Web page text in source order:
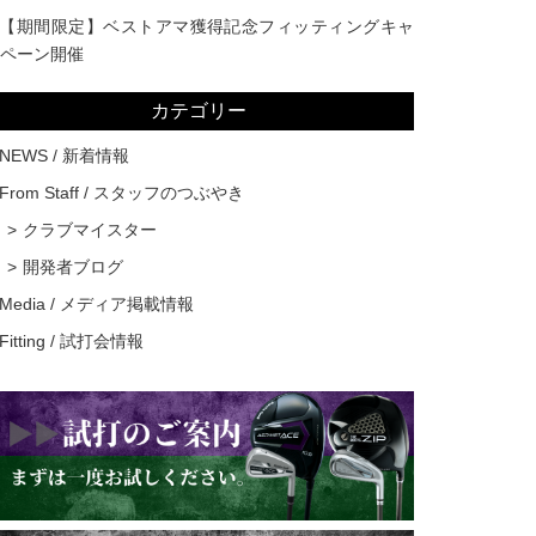
【期間限定】ベストアマ獲得記念フィッティングキャ
ーン開催
カテゴリー
NEWS / 新着情報
From Staff / スタッフのつぶやき
クラブマイスター
開発者ブログ
Media / メディア掲載情報
Fitting / 試打会情報